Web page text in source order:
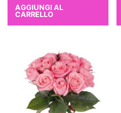
AGGIUNGI AL
CARRELLO